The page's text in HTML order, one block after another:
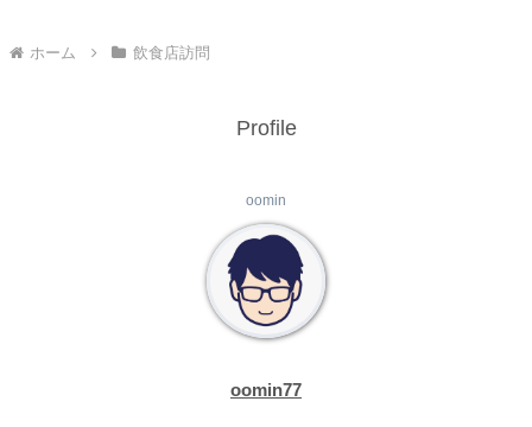
ホーム 飲食店訪問
Profile
oomin
oomin77